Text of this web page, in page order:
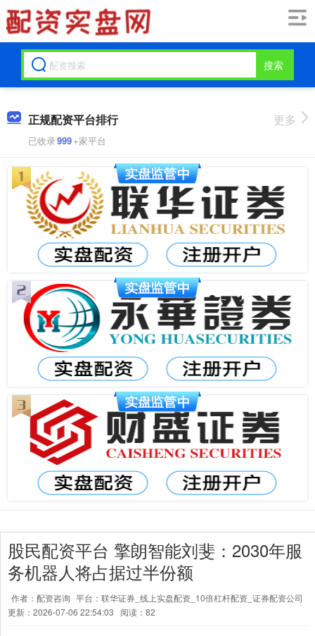
搜索
正规配资平台排行
已收录999+家平台
更多
股民配资平台 擎朗智能刘斐：2030年服
务机器人将占据过半份额
作者：配资咨询 平台：联华证券_线上实盘配资_10倍杠杆配资_证券配资公司
更新：2026-07-06 22:54:03
阅读：82